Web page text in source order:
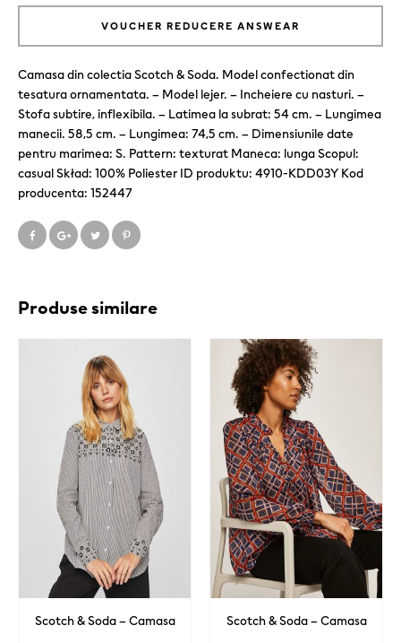
VOUCHER REDUCERE ANSWEAR
Camasa din colectia Scotch & Soda. Model confectionat din
tesatura ornamentata. – Model lejer. – Incheiere cu nasturi. –
Stofa subtire, inflexibila. – Latimea la subrat: 54 cm. – Lungimea
manecii. 58,5 cm. – Lungimea: 74,5 cm. – Dimensiunile date
pentru marimea: S. Pattern: texturat Maneca: lunga Scopul:
casual Skład: 100% Poliester ID produktu: 4910-KDD03Y Kod
producenta: 152447
Produse similare
Scotch & Soda – Camasa Scotch & Soda – Camasa